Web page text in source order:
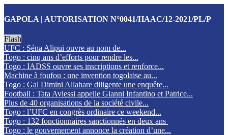
GAPOLA | AUTORISATION N°0041/HAAC/12-2021/PL/P
Flash
UFC : Séna Alipui ouvre au nom de...
Togo : cinq ans d’efforts pour rendre les...
Togo : IADSS ouvre ses inscriptions et renforce...
Machine à foufou : une invention togolaise au...
Togo : Gal Dimini Allahare diligente une enquête...
Football : Tata Avlessi appelle Gianni Infantino et Patrice...
Plus de 40 organisations de la société civile...
Togo : l’UFC en congrès ordinaire ce weekend...
Togo : 132 fonctionnaires sanctionnés en deux ans
Togo : le gouvernement annonce la création d’une...